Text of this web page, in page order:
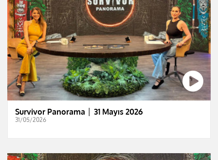
Survivor Panorama │ 31 Mayıs 2026
31/05/2026